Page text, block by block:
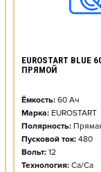
EUROSTART BLUE
ПРЯМОЙ
Ёмкость: 60 Ач
Марка: EUROSTART
Полярность:
Пусковой ток: 480
Вольт: 12
Технология: Ca/Ca